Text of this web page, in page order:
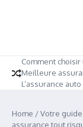
Comment
Meilleure
L’assurance
Home /Votre
assurance tout